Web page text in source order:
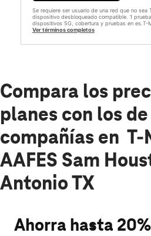
Se requiere ser usuario de una red que no sea
dispositivo desbloqueado compatible. 1
dispositivos 5G, cobertura y pruebas en es.T-
Ver términos completos
Compara los
planes con los
compañías en
AAFES Sam
Antonio TX